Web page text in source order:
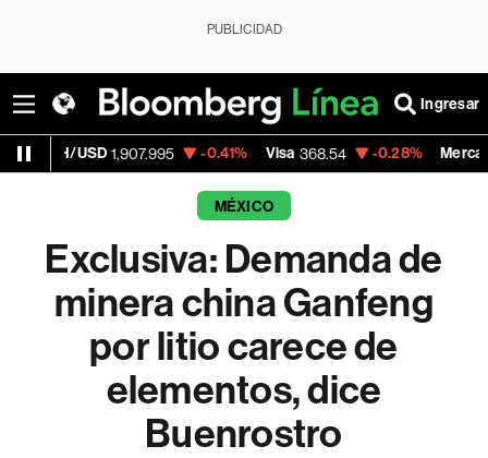
PUBLICIDAD
Ingresar
1,907.995 -0.41% Visa 368.54 -0.28% MercadoLibre
MÉXICO
Exclusiva: Demanda de
minera china Ganfeng
por litio carece de
elementos, dice
Buenrostro